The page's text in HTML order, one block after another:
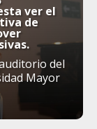
ver el
de
del
Mayor